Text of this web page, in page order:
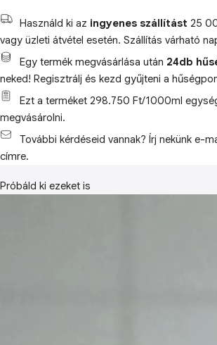
Használd ki az ingyenes szállítást 25
vagy üzleti átvétel esetén. Szállítás várható
Egy termék megvásárlása után 24db
neked! Regisztrálj és kezd gyűjteni a
Ezt a terméket 298.750 Ft/1000ml
megvásárolni.
További kérdéseid vannak? Írj nekünk e-
címre.
Próbáld ki ezeket is